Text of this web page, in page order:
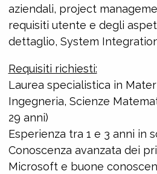
aziendali, project
requisiti utente e degli
dettaglio, System
Requisiti richiesti:
Laurea specialistica in
Ingegneria, Scienze
29 anni)
Esperienza tra 1 e 3 anni in
Conoscenza avanzata dei
Microsoft e buone